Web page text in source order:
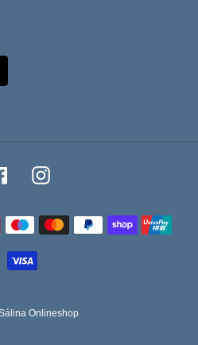
FacebookInstagram
Zahlungsmethoden
Onlineshop